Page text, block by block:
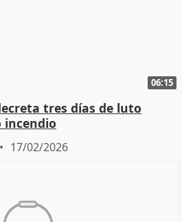
06:15
tres días de luto
17/02/2026